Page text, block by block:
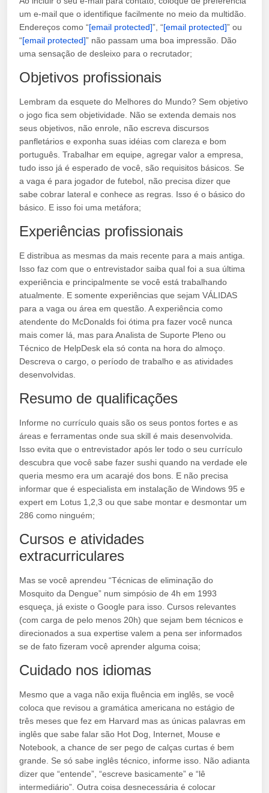
um e-mail que o identifique facilmente no meio da multidão.
Endereços como “[email protected]”, “[email protected]” ou
“[email protected]” não passam uma boa impressão. Dão
uma sensação de desleixo para o recrutador;
Objetivos profissionais
Lembram da esquete do Melhores do Mundo? Sem objetivo
o jogo fica sem objetividade. Não se extenda demais nos
seus objetivos, não enrole, não escreva discursos
panfletários e exponha suas idéias com clareza e bom
português. Trabalhar em equipe, agregar valor a empresa,
tudo isso já é esperado de você, são requisitos básicos. Se
a vaga é para jogador de futebol, não precisa dizer que
sabe cobrar lateral e conhece as regras. Isso é o básico do
básico. E isso foi uma metáfora;
Experiências profissionais
E distribua as mesmas da mais recente para a mais antiga.
Isso faz com que o entrevistador saiba qual foi a sua última
experiência e principalmente se você está trabalhando
atualmente. E somente experiências que sejam VÁLIDAS
para a vaga ou área em questão. A experiência como
atendente do McDonalds foi ótima pra fazer você nunca
mais comer lá, mas para Analista de Suporte Pleno ou
Técnico de HelpDesk ela só conta na hora do almoço.
Descreva o cargo, o período de trabalho e as atividades
desenvolvidas.
Resumo de qualificações
Informe no currículo quais são os seus pontos fortes e as
áreas e ferramentas onde sua skill é mais desenvolvida.
Isso evita que o entrevistador após ler todo o seu currículo
descubra que você sabe fazer sushi quando na verdade ele
queria mesmo era um acarajé dos bons. E não precisa
informar que é especialista em instalação de Windows 95 e
expert em Lotus 1,2,3 ou que sabe montar e desmontar um
286 como ninguém;
Cursos e atividades
extracurriculares
Mas se você aprendeu “Técnicas de eliminação do
Mosquito da Dengue” num simpósio de 4h em 1993
esqueça, já existe o Google para isso. Cursos relevantes
(com carga de pelo menos 20h) que sejam bem técnicos e
direcionados a sua expertise valem a pena ser informados
se de fato fizeram você aprender alguma coisa;
Cuidado nos idiomas
Mesmo que a vaga não exija fluência em inglês, se você
coloca que revisou a gramática americana no estágio de
três meses que fez em Harvard mas as únicas palavras em
inglês que sabe falar são Hot Dog, Internet, Mouse e
Notebook, a chance de ser pego de calças curtas é bem
grande. Se só sabe inglês técnico, informe isso. Não adianta
dizer que “entende”, “escreve basicamente” e “lê
intermediário”. Outra coisa desnecessária é colocar